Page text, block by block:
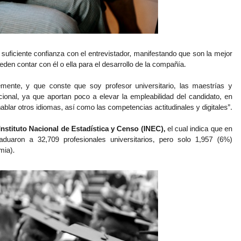
confianza con el entrevistador, manifestando que son la mejor
contar con él o ella para el desarrollo de la compañía.
y que conste que soy profesor universitario, las maestrías y
ya que aportan poco a elevar la empleabilidad del candidato, en
otros idiomas, así como las competencias actitudinales y digitales”.
Nacional de Estadística y Censo (INEC), el cual indica que en
a 32,709 profesionales universitarios, pero solo 1,957 (6%)